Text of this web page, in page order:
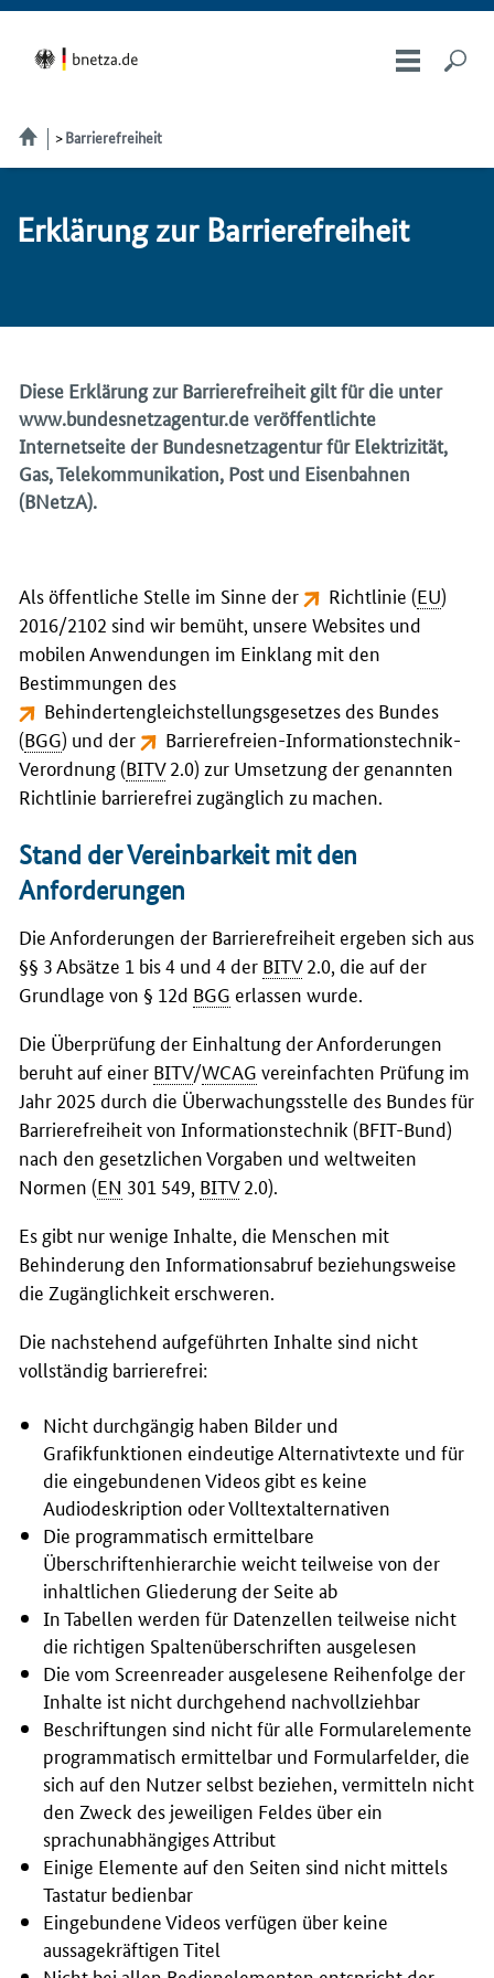
Barrierefreiheit
Er­klä­rung zur Bar­rie­re­frei­heit
Diese Erklärung zur Barrierefreiheit gilt für die unter
www.bundesnetzagentur.de veröffentlichte
Internetseite der Bundesnetzagentur für Elektrizität,
Gas, Telekommunikation, Post und Eisenbahnen
(BNetzA).
Als öffentliche Stelle im Sinne der Richtlinie (EU)
2016/2102 sind wir bemüht, unsere Websites und
mobilen Anwendungen im Einklang mit den
Bestimmungen des
Behindertengleichstellungsgesetzes des Bundes
(BGG) und der
Barrierefreien-Informationstechnik-
Verordnung (BITV2.0) zur Umsetzung der genannten
Richtlinie barrierefrei zugänglich zu machen.
Stand der Vereinbarkeit mit den
Anforderungen
Die Anforderungen der Barrierefreiheit ergeben sich aus
§§ 3 Absätze 1 bis 4 und 4 der BITV2.0, die auf der
Grundlage von § 12d BGG erlassen wurde.
Die Überprüfung der Einhaltung der Anforderungen
beruht auf einer BITV/WCAG vereinfachten Prüfung im
Jahr 2025 durch die Überwachungsstelle des Bundes für
Barrierefreiheit von Informationstechnik (BFIT-Bund)
nach den gesetzlichen Vorgaben und weltweiten
Normen (EN 301 549, BITV2.0).
Es gibt nur wenige Inhalte, die Menschen mit
Behinderung den Informationsabruf beziehungsweise
die Zugänglichkeit erschweren.
Die nachstehend aufgeführten Inhalte sind nicht
vollständig barrierefrei:
Nicht durchgängig haben Bilder und
Grafikfunktionen eindeutige Alternativtexte und für
die eingebundenen Videos gibt es keine
Audiodeskription oder Volltextalternativen
Die programmatisch ermittelbare
Überschriftenhierarchie weicht teilweise von der
inhaltlichen Gliederung der Seite ab
In Tabellen werden für Datenzellen teilweise nicht
die richtigen Spaltenüberschriften ausgelesen
Die vom Screenreaderausgelesene Reihenfolge der
Inhalte ist nicht durchgehend nachvollziehbar
Beschriftungen sind nicht für alle Formularelemente
programmatisch ermittelbar und Formularfelder, die
sich auf den Nutzer selbst beziehen, vermitteln nicht
den Zweck des jeweiligen Feldes über ein
sprachunabhängiges Attribut
Einige Elemente auf den Seiten sind nicht mittels
Tastatur bedienbar
Eingebundene Videos verfügen über keine
aussagekräftigen Titel